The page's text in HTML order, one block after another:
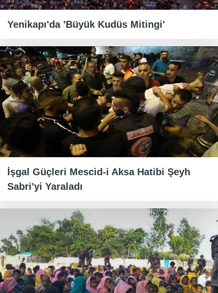
Yenikapı'da 'Büyük Kudüs Mitingi'
İşgal Güçleri Mescid-i Aksa Hatibi Şeyh
Sabri'yi Yaraladı